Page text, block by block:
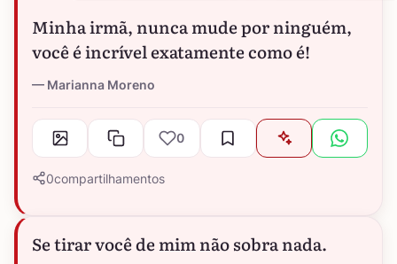
Minha irmã, nunca mude por ninguém,
você é incrível exatamente como é!
Marianna Moreno
0
0compartilhamentos
Se tirar você de mim não sobra nada.